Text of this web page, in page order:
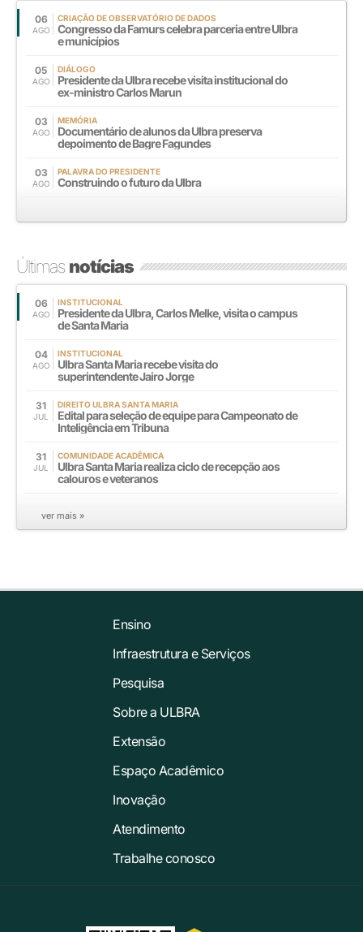
06
AGO
CRIAÇÃO DE OBSERVATÓRIO DE DADOS
Congresso da Famurs celebra parceria entre Ulbra
e municípios
05
AGO
DIÁLOGO
Presidente da Ulbra recebe visita institucional do
ex-ministro Carlos Marun
03
AGO
MEMÓRIA
Documentário de alunos da Ulbra preserva
depoimento de Bagre Fagundes
03
AGO
PALAVRA DO PRESIDENTE
Construindo o futuro da Ulbra
Últimasnotícias
06
AGO
INSTITUCIONAL
Presidente da Ulbra, Carlos Melke, visita o campus
de Santa Maria
04
AGO
INSTITUCIONAL
Ulbra Santa Maria recebe visita do
superintendente Jairo Jorge
31
JUL
DIREITO ULBRA SANTA MARIA
Edital para seleção de equipe para Campeonato de
Inteligência em Tribuna
31
JUL
COMUNIDADE ACADÊMICA
Ulbra Santa Maria realiza ciclo de recepção aos
calouros e veteranos
ver mais »
Ensino
Infraestrutura e Serviços
Pesquisa
Sobre a ULBRA
Extensão
Espaço Acadêmico
Inovação
Atendimento
Trabalhe conosco